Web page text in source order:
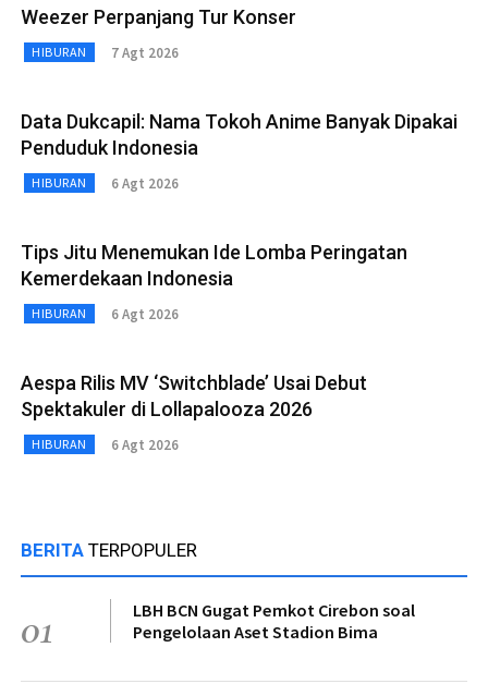
Weezer Perpanjang Tur Konser
HIBURAN 7 Agt 2026
Data Dukcapil: Nama Tokoh Anime Banyak Dipakai
Penduduk Indonesia
HIBURAN 6 Agt 2026
Tips Jitu Menemukan Ide Lomba Peringatan
Kemerdekaan Indonesia
HIBURAN 6 Agt 2026
Aespa Rilis MV ‘Switchblade’ Usai Debut
Spektakuler di Lollapalooza 2026
HIBURAN 6 Agt 2026
BERITA TERPOPULER
01
LBH BCN Gugat Pemkot Cirebon soal
Pengelolaan Aset Stadion Bima